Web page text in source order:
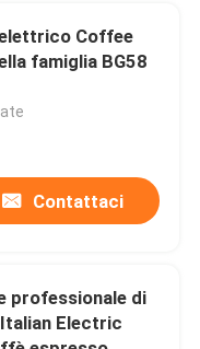
Coffee
famiglia BG58
Contattaci
professionale di
Electric